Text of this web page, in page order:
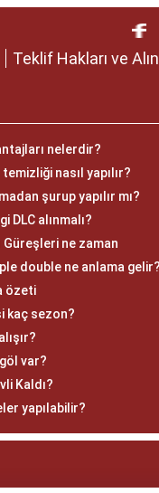
Teklif Hakları ve
nelerdir?
nasıl yapılır?
şurup yapılır mı?
DLC alınmalı?
Güreşleri ne zaman
double ne anlama gelir?
özeti
kaç sezon?
var?
Kaldı?
yapılabilir?